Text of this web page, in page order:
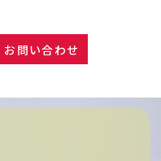
お問い合わせ